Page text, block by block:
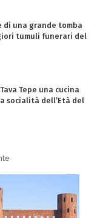
di una grande tomba
tumuli funerari del
Tepe una cucina
socialità dell’Età del